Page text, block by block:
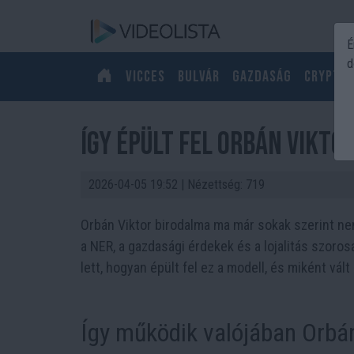
Vicces Bulvár Gazdaság Crypto
Így épült fel Orbán
2026-04-05 19:52 | Nézettség: 719
Orbán Viktor birodalma ma már sokak szerint
a NER, a gazdasági érdekek és a lojalitás
lett, hogyan épült fel ez a modell, és miként
Így működik valójában